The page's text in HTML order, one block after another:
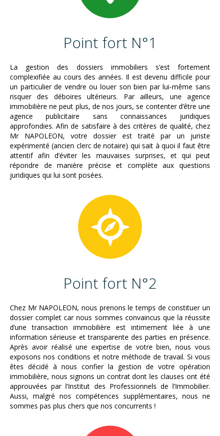
Point fort N°1
La gestion des dossiers immobiliers s’est fortement
complexifiée au cours des années. Il est devenu difficile pour
un particulier de vendre ou louer son bien par lui-même sans
risquer des déboires ultérieurs. Par ailleurs, une agence
immobilière ne peut plus, de nos jours, se contenter d’être une
agence publicitaire sans connaissances juridiques
approfondies. Afin de satisfaire à des critères de qualité, chez
Mr NAPOLEON, votre dossier est traité par un juriste
expérimenté (ancien clerc de notaire) qui sait à quoi il faut être
attentif afin d’éviter les mauvaises surprises, et qui peut
répondre de manière précise et complète aux questions
juridiques qui lui sont posées.
Point fort N°2
Chez Mr NAPOLEON, nous prenons le temps de constituer un
dossier complet car nous sommes convaincus que la réussite
d’une transaction immobilière est intimement liée à une
information sérieuse et transparente des parties en présence.
Après avoir réalisé une expertise de votre bien, nous vous
exposons nos conditions et notre méthode de travail. Si vous
êtes décidé à nous confier la gestion de votre opération
immobilière, nous signons un contrat dont les clauses ont été
approuvées par l’Institut des Professionnels de l’Immobilier.
Aussi, malgré nos compétences supplémentaires, nous ne
sommes pas plus chers que nos concurrents !